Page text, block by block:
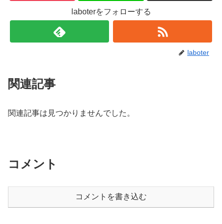
laboterをフォローする
laboter
関連記事
関連記事は見つかりませんでした。
コメント
コメントを書き込む